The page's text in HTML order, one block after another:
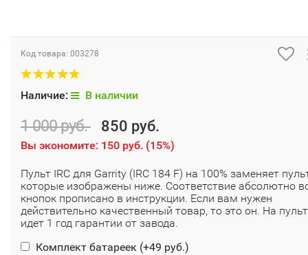
Код товара: 003278
Наличие: В наличии
1 000 руб. 850 руб.
Вы экономите: 150 руб. (15%)
Пульт IRC для Garrity (IRC 184 F) на 100% заменяет
которые изображены ниже. Соответствие абсолютно
кнопок прописано в инструкции. Если вам нужен
действительно качественный товар, то это он. На пульт
идет 1 год гарантии от завода.
Комплект батареек (+49 руб.)